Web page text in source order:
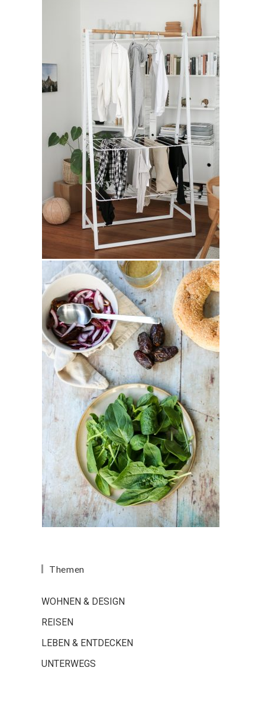
Themen
WOHNEN & DESIGN
REISEN
LEBEN & ENTDECKEN
UNTERWEGS